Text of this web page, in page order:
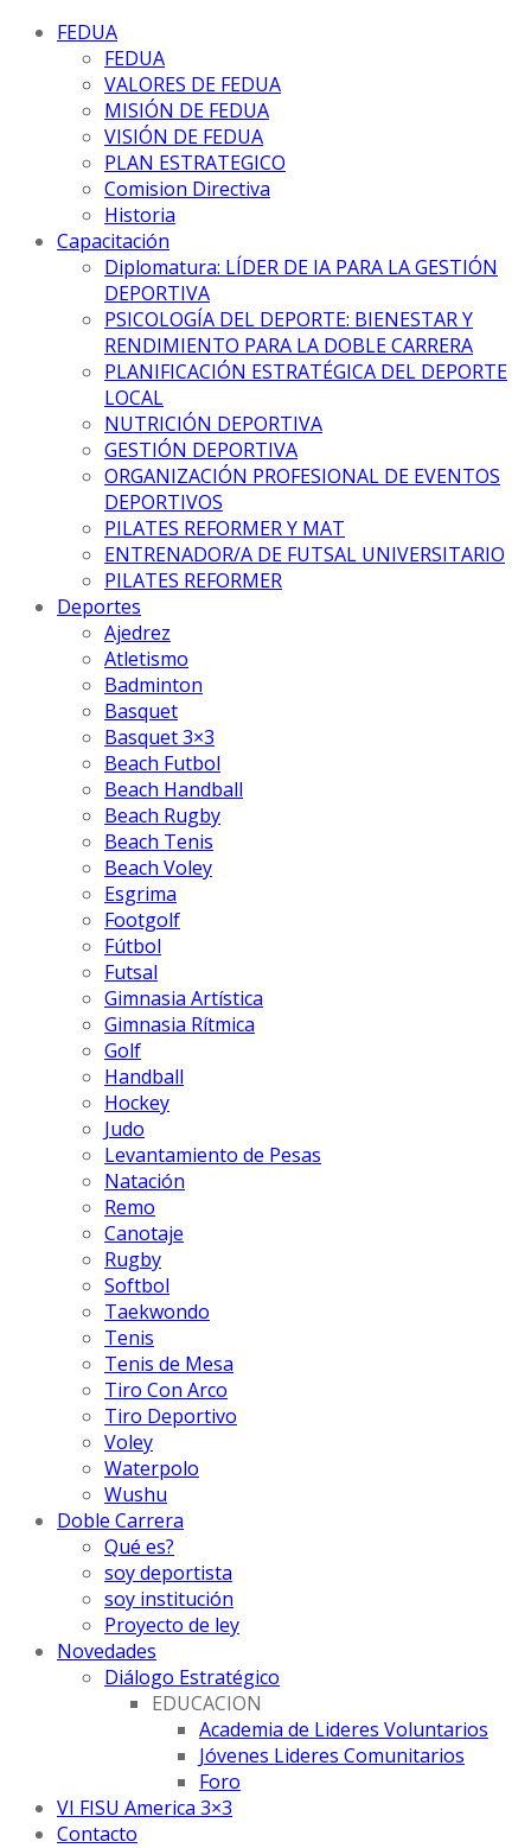
FEDUA
FEDUA
VALORES DE FEDUA
MISIÓN DE FEDUA
VISIÓN DE FEDUA
PLAN ESTRATEGICO
Comision Directiva
Historia
Capacitación
Diplomatura: LÍDER DE IA PARA LA GESTIÓN
DEPORTIVA
PSICOLOGÍA DEL DEPORTE: BIENESTAR Y
RENDIMIENTO PARA LA DOBLE CARRERA
PLANIFICACIÓN ESTRATÉGICA DEL DEPORTE
LOCAL
NUTRICIÓN DEPORTIVA
GESTIÓN DEPORTIVA
ORGANIZACIÓN PROFESIONAL DE EVENTOS
DEPORTIVOS
PILATES REFORMER Y MAT
ENTRENADOR/A DE FUTSAL UNIVERSITARIO
PILATES REFORMER
Deportes
Ajedrez
Atletismo
Badminton
Basquet
Basquet 3×3
Beach Futbol
Beach Handball
Beach Rugby
Beach Tenis
Beach Voley
Esgrima
Footgolf
Fútbol
Futsal
Gimnasia Artística
Gimnasia Rítmica
Golf
Handball
Hockey
Judo
Levantamiento de Pesas
Natación
Remo
Canotaje
Rugby
Softbol
Taekwondo
Tenis
Tenis de Mesa
Tiro Con Arco
Tiro Deportivo
Voley
Waterpolo
Wushu
Doble Carrera
Qué es?
soy deportista
soy institución
Proyecto de ley
Novedades
Diálogo Estratégico
EDUCACION
Academia de Lideres Voluntarios
Jóvenes Lideres Comunitarios
Foro
VI FISU America 3×3
Contacto